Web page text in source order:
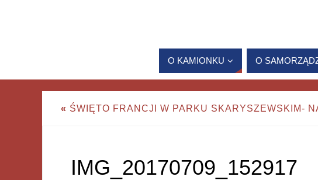
O KAMIONKU O
« ŚWIĘTO FRANCJI W PARKU SKARYSZEWSKIM-
IMG_20170709_152917